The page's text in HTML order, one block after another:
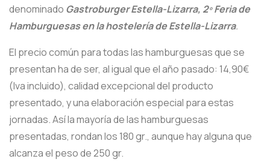
denominado Gastroburger Estella-Lizarra, 2º Feria de
Hamburguesas en la hostelería de Estella-Lizarra.
El precio común para todas las hamburguesas que se
presentan ha de ser, al igual que el año pasado: 14,90€
(Iva incluido), calidad excepcional del producto
presentado, y una elaboración especial para estas
jornadas. Así la mayoría de las hamburguesas
presentadas, rondan los 180 gr., aunque hay alguna que
alcanza el peso de 250 gr.